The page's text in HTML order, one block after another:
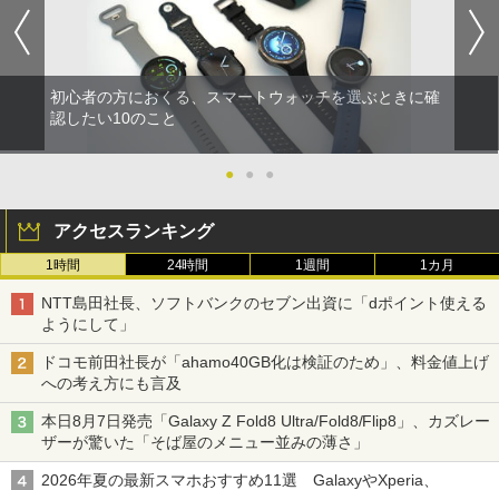
初心者の方におくる、スマートウォッチを選ぶときに確
認したい10のこと
● ● ●
アクセスランキング
1時間 24時間 1週間 1カ月
NTT島田社長、ソフトバンクのセブン出資に「dポイント使える
ようにして」
ドコモ前田社長が「ahamo40GB化は検証のため」、料金値上げ
への考え方にも言及
本日8月7日発売「Galaxy Z Fold8 Ultra/Fold8/Flip8」、カズレー
ザーが驚いた「そば屋のメニュー並みの薄さ」
2026年夏の最新スマホおすすめ11選 GalaxyやXperia、